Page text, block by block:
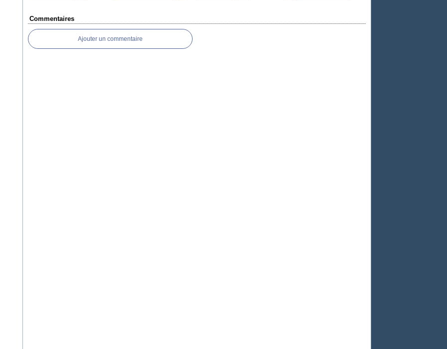
Commentaires
Ajouter un commentaire